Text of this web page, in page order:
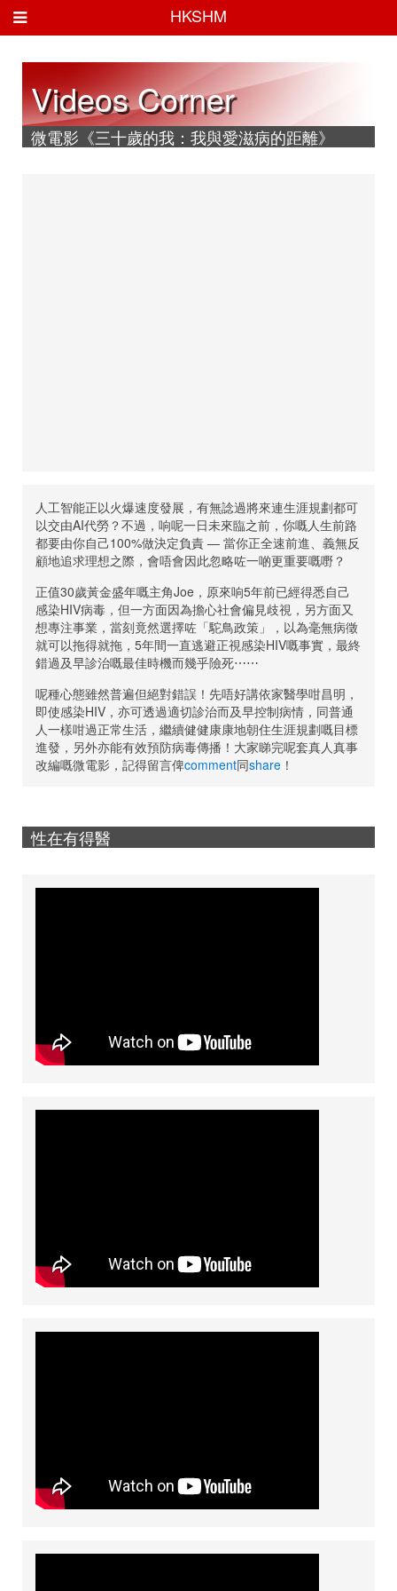
HKSHM
Videos Corner
微電影《三十歲的我：我與愛滋病的距離》
人工智能正以火爆速度發展，有無諗過將來連生涯規劃都可
以交由AI代勞？不過，响呢一日未來臨之前，你嘅人生前路
都要由你自己100%做決定負責 — 當你正全速前進、義無反
顧地追求理想之際，會唔會因此忽略咗一啲更重要嘅嘢？
正值30歲黃金盛年嘅主角Joe，原來响5年前已經得悉自己
感染HIV病毒，但一方面因為擔心社會偏見歧視，另方面又
想專注事業，當刻竟然選擇咗「駝鳥政策」，以為毫無病徵
就可以拖得就拖，5年間一直逃避正視感染HIV嘅事實，最終
錯過及早診治嘅最佳時機而幾乎險死⋯⋯
呢種心態雖然普遍但絕對錯誤！先唔好講依家醫學咁昌明，
即使感染HIV，亦可透過適切診治而及早控制病情，同普通
人一樣咁過正常生活，繼續健健康康地朝住生涯規劃嘅目標
進發，另外亦能有效預防病毒傳播！大家睇完呢套真人真事
改編嘅微電影，記得留言俾comment同share ！
性在有得醫